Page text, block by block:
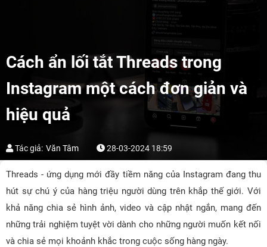
Cách ẩn lối tắt Threads trong
Instagram một cách đơn giản và
hiệu quả
Tác giả: Văn Tâm 28-03-2024 18:59
Threads - ứng dụng mới đầy tiềm năng của Instagram đang thu
hút sự chú ý của hàng triệu người dùng trên khắp thế giới. Với
khả năng chia sẻ hình ảnh, video và cập nhật ngắn, mang đến
những trải nghiệm tuyệt vời dành cho những người muốn kết nối
và chia sẻ mọi khoảnh khắc trong cuộc sống hàng ngày.